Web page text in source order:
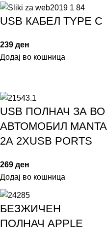
USB КАБЕЛ TYPE C
239 ден
Додај во кошница
USB ПОЛНАЧ ЗА ВО
АВТОМОБИЛ MANTA
2А 2XUSB PORTS
269 ден
Додај во кошница
БЕЗЖИЧЕН
ПОЛНАЧ АPPLЕ